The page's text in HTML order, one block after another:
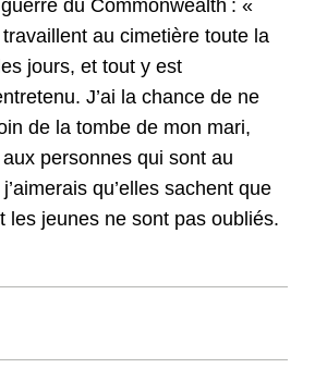
du Commonwealth : «
au cimetière toute la
jours, et tout y est
J’ai la chance de ne
de la tombe de mon mari,
personnes qui sont au
qu’elles sachent que
les jeunes ne sont pas oubliés.